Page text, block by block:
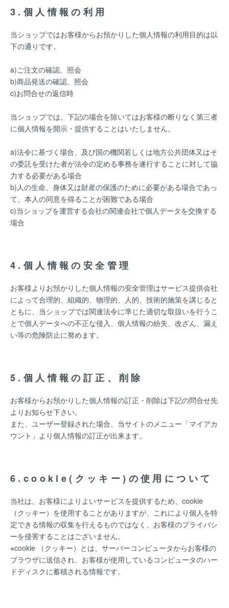
3.個人情報の利用
当ショップではお客様からお預かりした個人情報の利用目的は以
下の通りです。
a)ご注文の確認、照会
b)商品発送の確認、照会
c)お問合せの返信時
当ショップでは、下記の場合を除いてはお客様の断りなく第三者
に個人情報を開示・提供することはいたしません。
a)法令に基づく場合、及び国の機関若しくは地方公共団体又はそ
の委託を受けた者が法令の定める事務を遂行することに対して協
力する必要がある場合
b)人の生命、身体又は財産の保護のために必要がある場合であっ
て、本人の同意を得ることが困難である場合
c)当ショップを運営する会社の関連会社で個人データを交換する
場合
4.個人情報の安全管理
お客様よりお預かりした個人情報の安全管理はサービス提供会社
によって合理的、組織的、物理的、人的、技術的施策を講じると
ともに、当ショップでは関連法令に準じた適切な取扱いを行うこ
とで個人データへの不正な侵入、個人情報の紛失、改ざん、漏え
い等の危険防止に努めます。
5.個人情報の訂正、削除
お客様からお預かりした個人情報の訂正・削除は下記の問合せ先
よりお知らせ下さい。
また、ユーザー登録された場合、当サイトのメニュー「マイアカ
ウント」より個人情報の訂正が出来ます。
6.cookie(クッキー)の使用について
当社は、お客様によりよいサービスを提供するため、cookie
（クッキー）を使用することがありますが、これにより個人を特
定できる情報の収集を行えるものではなく、お客様のプライバシ
ーを侵害することはございません。
※cookie （クッキー）とは、サーバーコンピュータからお客様の
ブラウザに送信され、お客様が使用しているコンピュータのハー
ドディスクに蓄積される情報です。